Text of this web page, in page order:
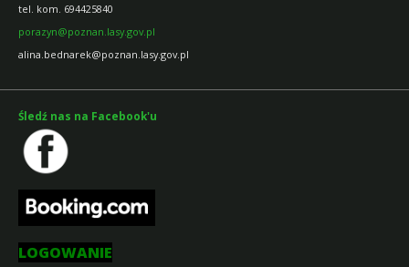
tel. kom. 694425840
porazyn@poznan.lasy.gov.pl
alina.bednarek@poznan.lasy.gov.pl
Śledź nas na Facebook'u
LOGOWANIE